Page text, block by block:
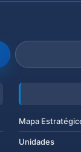
Mapa
Unidades